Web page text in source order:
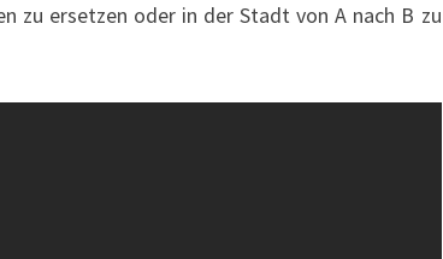
zu ersetzen oder in der Stadt von A nach B zu